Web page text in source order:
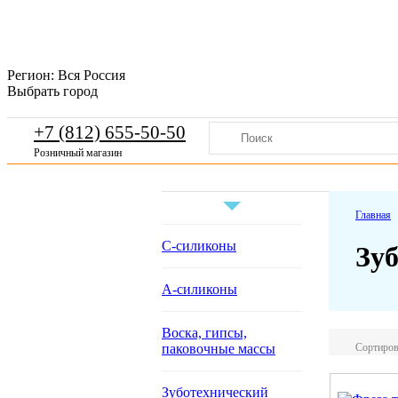
Регион: Вся Россия
Выбрать город
+7 (812) 655-50-50
Розничный магазин
С-силиконы
А-силиконы
Воска, гипсы,
паковочные массы
Зуботехнический
Главная